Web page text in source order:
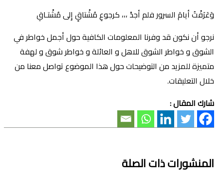
وَعَرَفْتُ أيامَ السرور فلم أجدْ ،،، كرجوعِ مُشْتاقٍ إِلى مُشْتـاقِ
نرجو أن نكون قد وفرنا المعلومات الكافية حول أجمل خواطر في
الشوق و خواطر الشوق للاهل و العائلة و خواطر شوق و لهفة
متميزة للمزيد من التوضيحات حول هذا الموضوع تواصل معنا من
خلال التعليقات.
شارك المقال :
المنشورات ذات الصلة